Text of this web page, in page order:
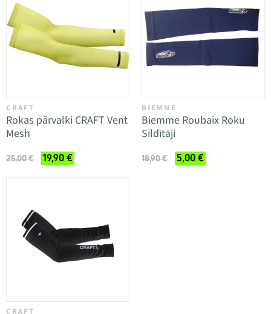
CRAFT
Rokas pārvalki CRAFT Vent
Mesh
25,00 € 19,90 €
BIEMME
Biemme Roubaix Roku
Sildītāji
18,90 € 5,00 €
CRAFT